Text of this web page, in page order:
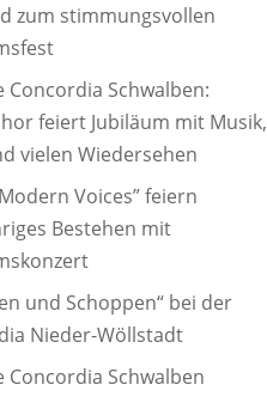
zum stimmungsvollen
Concordia Schwalben:
feiert Jubiläum mit Musik,
vielen Wiedersehen
Voices” feiern
Bestehen mit
und Schoppen“ bei der
Nieder-Wöllstadt
Concordia Schwalben